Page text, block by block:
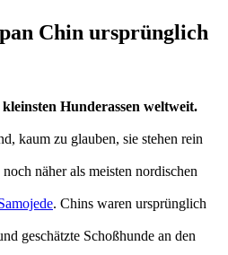
Chin ursprünglich
Hunderassen weltweit.
kaum zu glauben, sie stehen rein
näher als meisten nordischen
. Chins waren ursprünglich
geschätzte Schoßhunde an den